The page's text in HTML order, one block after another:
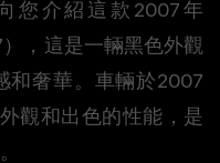
您介紹這款2007年
，這是一輛黑色外觀
和奢華。車輛於2007
觀和出色的性能，是